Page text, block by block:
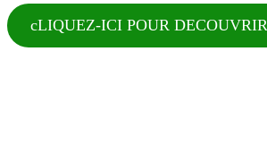
cLIQUEZ-ICI POUR